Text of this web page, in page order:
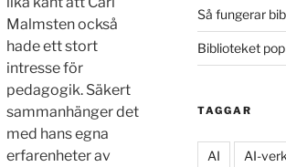
Malmsten också
hade ett stort
intresse för
pedagogik. Säkert
sammanhänger det
med hans egna
erfarenheter av
Så fungerar
Biblioteket
TAGGAR
AI AI-